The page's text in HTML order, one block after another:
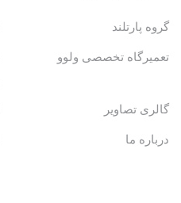
گروه پارتلند
تعمیرگاه تخصصی ولوو
گالری تصاویر
درباره ما